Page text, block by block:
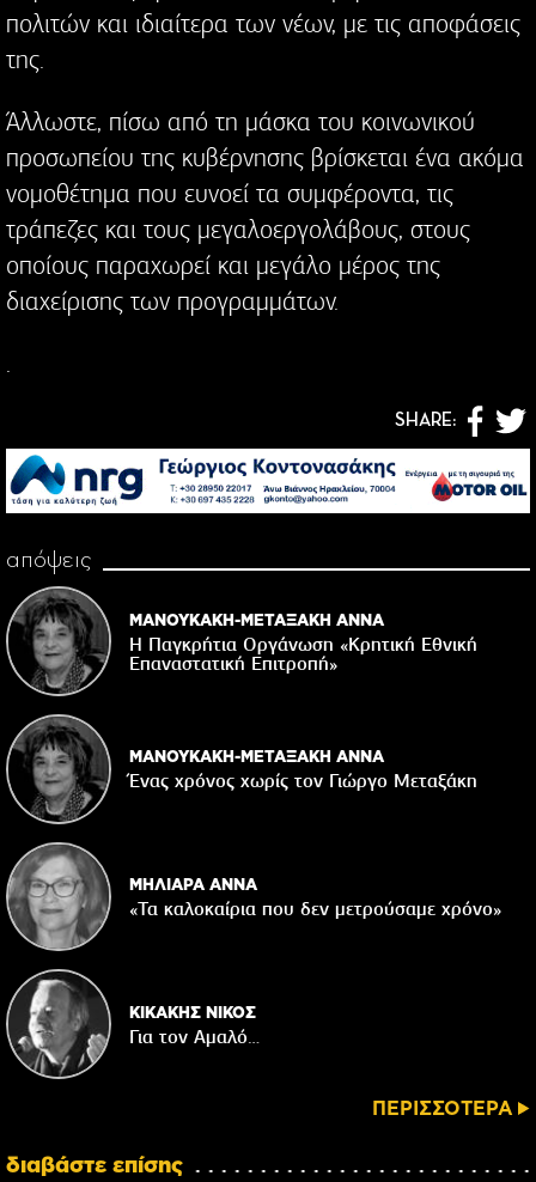
πολιτών και ιδιαίτερα των νέων, με τις αποφάσεις
της.
Άλλωστε, πίσω από τη μάσκα του κοινωνικού
προσωπείου της κυβέρνησης βρίσκεται ένα ακόμα
νομοθέτημα που ευνοεί τα συμφέροντα, τις
τράπεζες και τους μεγαλοεργολάβους, στους
οποίους παραχωρεί και μεγάλο μέρος της
διαχείρισης των προγραμμάτων.
.
SHARE:
απόψεις
ΜΑΝΟΥΚΑΚΗ-ΜΕΤΑΞΑΚΗ ΑΝΝΑ
Η Παγκρήτια Οργάνωση «Κρητική Εθνική
Επαναστατική Eπιτροπή»
ΜΑΝΟΥΚΑΚΗ-ΜΕΤΑΞΑΚΗ ΑΝΝΑ
Ένας χρόνος χωρίς τον Γιώργο Μεταξάκη
ΜΗΛΙΑΡΑ ΑΝΝΑ
«Τα καλοκαίρια που δεν μετρούσαμε χρόνο»
ΚΙΚΑΚΗΣ ΝΙΚΟΣ
Για τον Αμαλό…
ΠΕΡΙΣΣΟΤΕΡΑ
διαβάστε επίσης